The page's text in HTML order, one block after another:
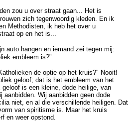
zou u over straat gaan... Het is
zich tegenwoordig kleden. En ik
Methodisten, ik heb het over u
op en het is...
auto hangen en iemand zei tegen mij:
embleem is?"
de optie op het kruis?" Nooit!
geloof; dat is het embleem van het
is een kleine, dode heilige, van
aanbidden. Wij aanbidden geen dode
niet, en al die verschillende heiligen. Dat
van spiritisme is. Maar het kruis
en weer opstond.